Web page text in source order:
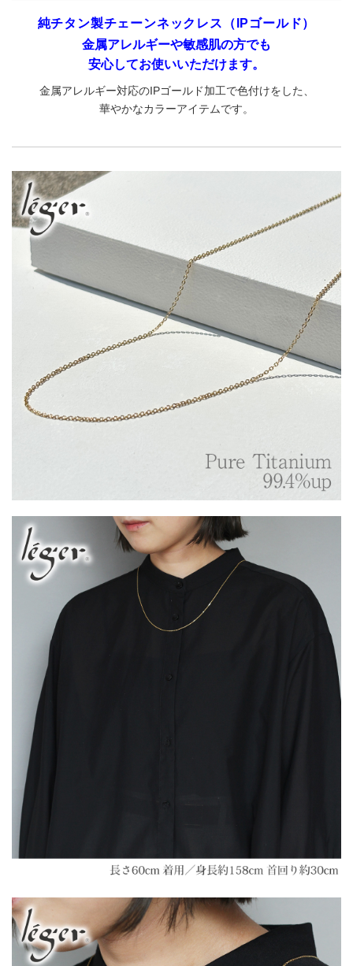
純チタン製チェーンネックレス（IPゴールド）
金属アレルギーや敏感肌の方でも
安心してお使いいただけます。
金属アレルギー対応のIPゴールド加工で色付けをした、
華やかなカラーアイテムです。